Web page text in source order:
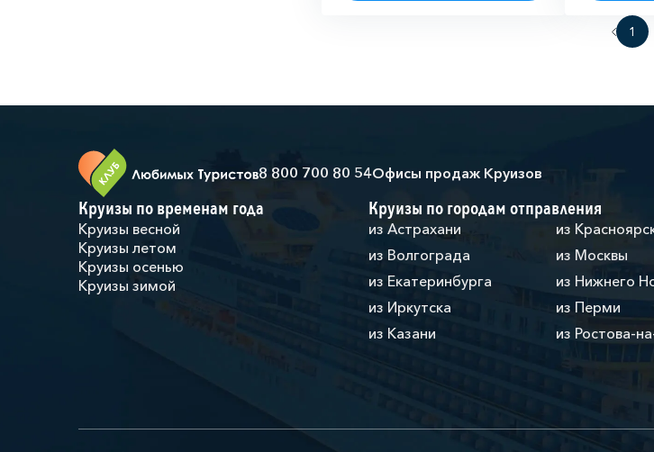
1
8 800 700 80 54Офисы продаж Круизов
Круизы по временам года
Круизы весной
Круизы летом
Круизы осенью
Круизы зимой
Круизы по городам отправления
из Астрахани
из Волгограда
из Екатеринбурга
из Иркутска
из Казани
из
из Москвы
из Нижнего
из Перми
из Ростова-